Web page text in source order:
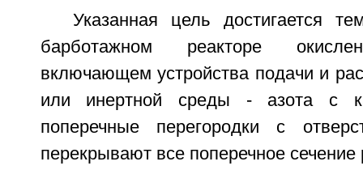
Указанная цель достигается
барботажном реакторе
включающем устройства подачи и
или инертной среды - азота с
поперечные перегородки с
перекрывают все поперечное сечение